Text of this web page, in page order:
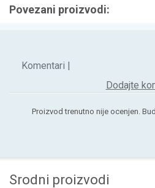
Povezani proizvodi:
Komentari |
Dodajte
Proizvod trenutno nije ocenjen.
Srodni proizvodi